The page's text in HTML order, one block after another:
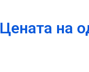
Цената на